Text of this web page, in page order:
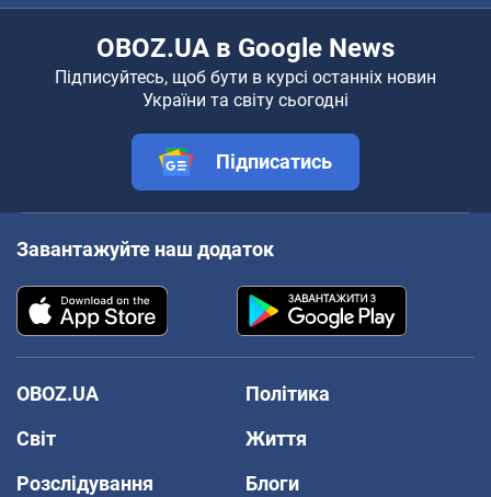
OBOZ.UA в Google News
Підписуйтесь, щоб бути в курсі останніх новин
України та світу сьогодні
Підписатись
Завантажуйте наш додаток
OBOZ.UA
Політика
Світ
Життя
Розслідування
Блоги